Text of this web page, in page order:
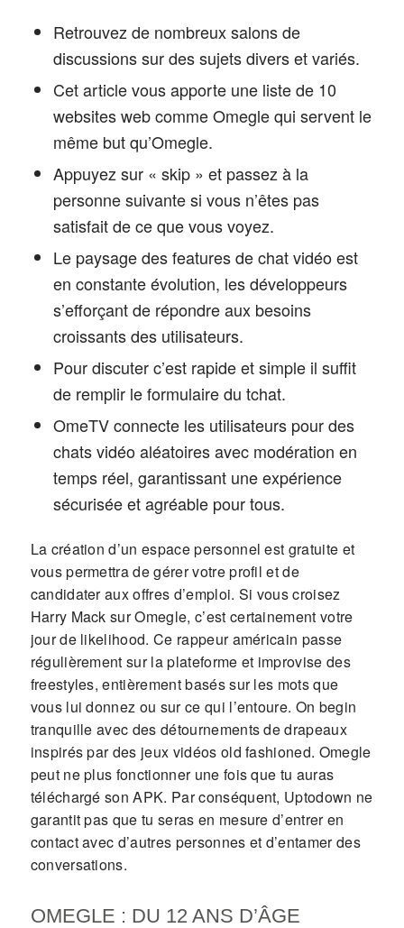
Retrouvez de nombreux salons de
discussions sur des sujets divers et variés.
Cet article vous apporte une liste de 10
websites web comme Omegle qui servent le
même but qu’Omegle.
Appuyez sur « skip » et passez à la
personne suivante si vous n’êtes pas
satisfait de ce que vous voyez.
Le paysage des features de chat vidéo est
en constante évolution, les développeurs
s’efforçant de répondre aux besoins
croissants des utilisateurs.
Pour discuter c’est rapide et simple il suffit
de remplir le formulaire du tchat.
OmeTV connecte les utilisateurs pour des
chats vidéo aléatoires avec modération en
temps réel, garantissant une expérience
sécurisée et agréable pour tous.
La création d’un espace personnel est gratuite et
vous permettra de gérer votre profil et de
candidater aux offres d’emploi. Si vous croisez
Harry Mack sur Omegle, c’est certainement votre
jour de likelihood. Ce rappeur américain passe
régulièrement sur la plateforme et improvise des
freestyles, entièrement basés sur les mots que
vous lui donnez ou sur ce qui l’entoure. On begin
tranquille avec des détournements de drapeaux
inspirés par des jeux vidéos old fashioned. Omegle
peut ne plus fonctionner une fois que tu auras
téléchargé son APK. Par conséquent, Uptodown ne
garantit pas que tu seras en mesure d’entrer en
contact avec d’autres personnes et d’entamer des
conversations.
OMEGLE : DU 12 ANS D’ÂGE